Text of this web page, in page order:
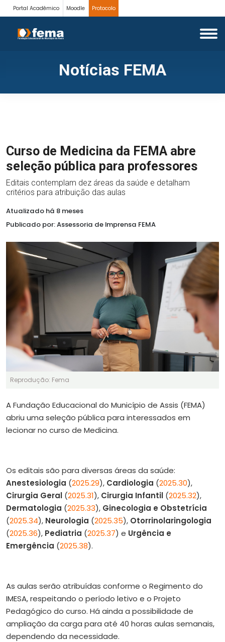
Portal Acadêmico Moodle Protocolo
Notícias FEMA
Curso de Medicina da FEMA abre
seleção pública para professores
Editais contemplam dez áreas da saúde e detalham
critérios para atribuição das aulas
Atualizado há 8 meses
Publicado por: Assessoria de Imprensa FEMA
Reprodução: Fema
A Fundação Educacional do Município de Assis (FEMA)
abriu uma seleção pública para interessados em
lecionar no curso de Medicina.
Os editais são para diversas áreas da saúde:
Anestesiologia (2025.29), Cardiologia (2025.30),
Cirurgia Geral (2025.31), Cirurgia Infantil (2025.32),
Dermatologia (2025.33), Ginecologia e Obstetrícia
(2025.34), Neurologia (2025.35), Otorrinolaringologia
(2025.36), Pediatria (2025.37) e Urgência e
Emergência (2025.38).
As aulas serão atribuídas conforme o Regimento do
IMESA, respeitando o período letivo e o Projeto
Pedagógico do curso. Há ainda a possibilidade de
ampliação da carga para até 40 horas aulas semanais,
dependendo da necessidade.